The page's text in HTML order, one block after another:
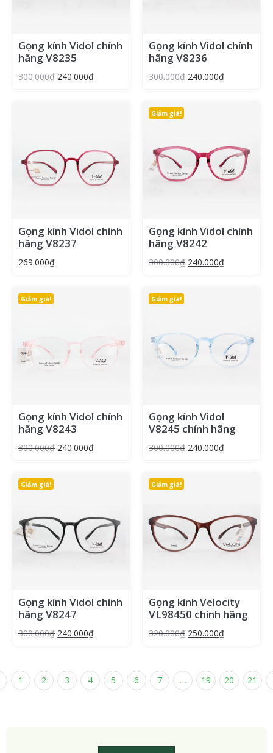
Gọng kính Vidol chính
hãng V8235
300.000₫ 240.000₫
Gọng kính Vidol chính
hãng V8236
300.000₫ 240.000₫
Gọng kính Vidol chính
hãng V8237
269.000₫
Giảm giá!
Gọng kính Vidol chính
hãng V8242
300.000₫ 240.000₫
Giảm giá!
Gọng kính Vidol chính
hãng V8243
300.000₫ 240.000₫
Giảm giá!
Gọng kính Vidol
V8245 chính hãng
300.000₫ 240.000₫
Giảm giá!
Gọng kính Vidol chính
hãng V8247
300.000₫ 240.000₫
Giảm giá!
Gọng kính Velocity
VL98450 chính hãng
320.000₫ 250.000₫
1 2 3 4 5 6 7 … 19 20 21